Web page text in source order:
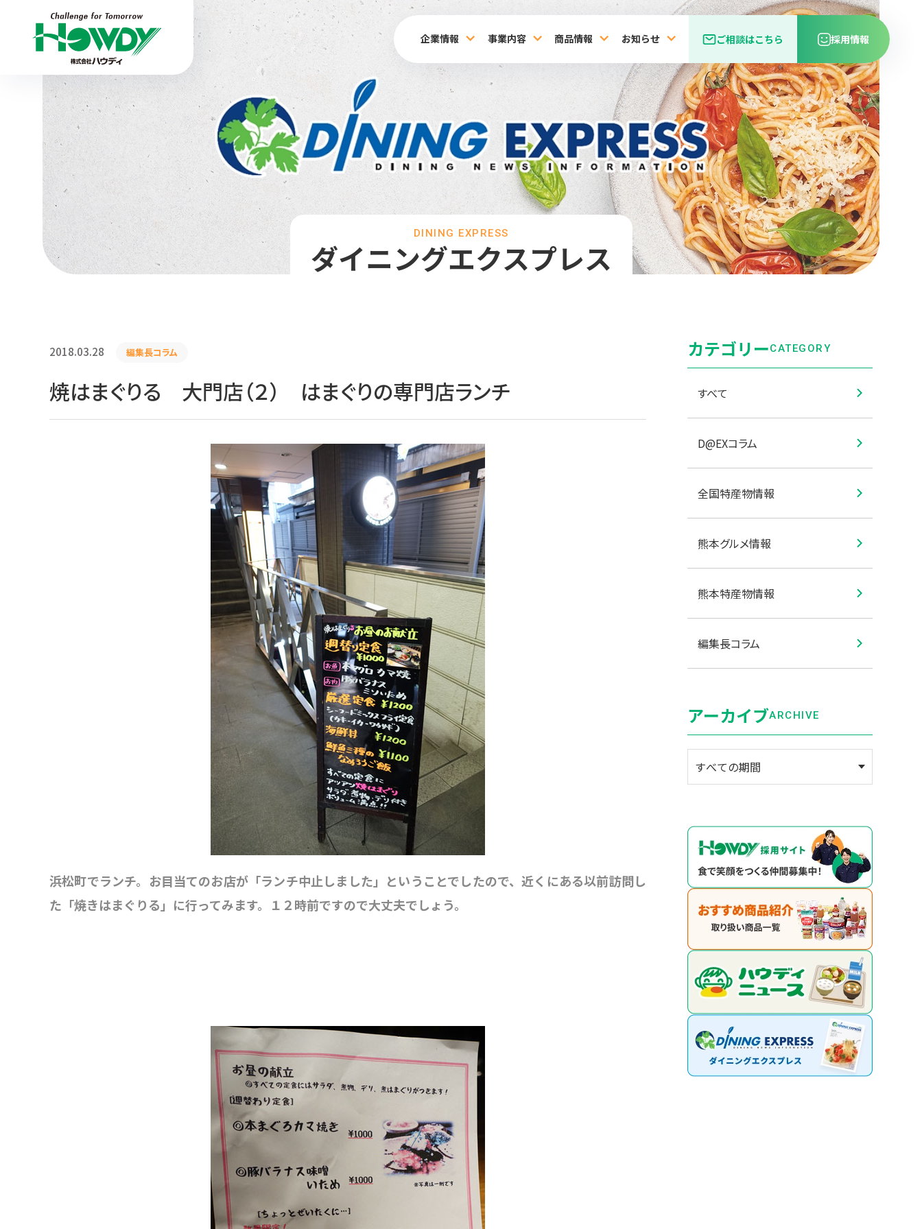
企業情報 事業内容 商品情報 お知らせ ご相談はこちら 採用情報
ダイニングエクスプレス
DINING EXPRESS
2018.03.28 編集長コラム
焼はまぐりる 大門店（２） はまぐりの専門店ランチ
浜松町でランチ。お目当てのお店が「ランチ中止しました」ということでしたので、近くにある以前訪問し
た「焼きはまぐりる」に行ってみます。１２時前ですので大丈夫でしょう。
カテゴリーCATEGORY
すべて
D@EXコラム
全国特産物情報
熊本グルメ情報
熊本特産物情報
編集長コラム
アーカイブARCHIVE